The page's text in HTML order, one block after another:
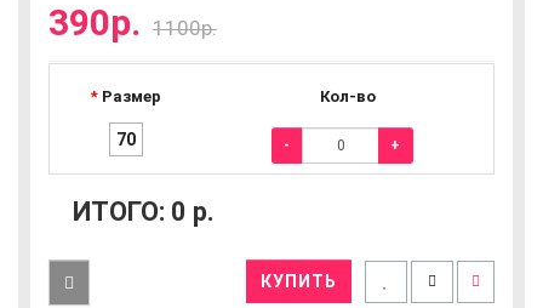
390р. 1100р.
Размер Кол-во
70 - +
ИТОГО: 0 р.
КУПИТЬ